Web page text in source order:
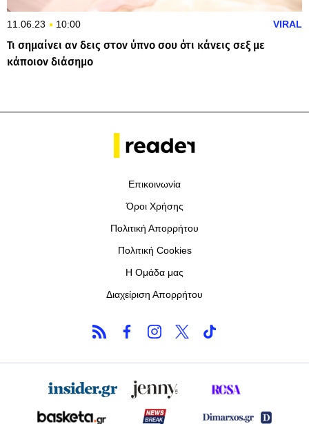
11.06.23 10:00 VIRAL
Τι σημαίνει αν δεις στον ύπνο σου ότι κάνεις σεξ με
κάποιον διάσημο
Επικοινωνία
Όροι Χρήσης
Πολιτική Απορρήτου
Πολιτική Cookies
Η Ομάδα μας
Διαχείριση Απορρήτου